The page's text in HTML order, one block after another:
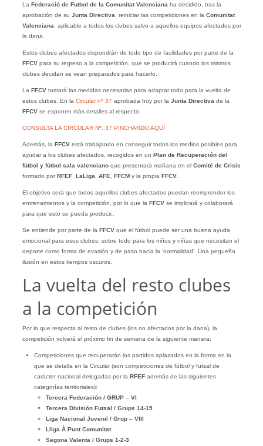
La Federació de Futbol de la Comunitat Valenciana ha decidido, tras la
aprobación de su Junta Directiva , reiniciar las competiciones en la Comunitat
Valenciana , aplicable a todos los clubes salvo a aquellos equipos afectados por
la dana.
Estos clubes afectados dispondrán de todo tipo de facilidades por parte de la
FFCVpara su regreso a la competición, que se producirá cuando los mismos
clubes decidan se vean preparados para hacerlo.
La FFCVtomará las medidas necesarias para adaptar todo para la vuelta de
estos clubes. En la Circular nº 37 aprobada hoy por la Junta Directiva de la
FFCVse exponen más detalles al respecto.
CONSULTA LA CIRCULAR Nº. 37 PINCHANDO AQUÍ
Además, la FFCVestá trabajando en conseguir todos los medios posibles para
ayudar a los clubes afectados, recogidos en un Plan de Recuperación del
fútbol y fútbol sala valenciano que presentará mañana en el Comité de Crisis
formado porRFEF, LaLiga AFE FFCMy la propia FFCV.
El objetivo será que todos aquellos clubes afectados puedan reemprender los
entrenamientos y la competición, por lo que la FFCVse implicará y colaborará
para que esto se pueda producir..
Se entiende por parte de la FFCVque el fútbol puede ser una buena ayuda
emocional para esos clubes, sobre todo para los niños y niñas que necesitan el
deporte como forma de evasión y de paso hacia la ‘normalidad’. Una pequeña
ilusión en estos tiempos oscuros.
La vuelta del resto clubes
a la competición
Por lo que respecta al resto de clubes (los no afectados por la dana), la
competición volverá el próximo fin de semana de la siguiente manera:
Competiciones que recuperarán los partidos aplazados en la forma en la
que se detalla en la Circular (son competiciones de fútbol y futsal de
carácter nacional delegadas por la RFEFademás de las siguientes
categorías territoriales):
Tercera Federación / GRUP – VI
Tercera División Futsal / Grups 14-15
Liga Nacional Juvenil / Grup – VIII
Lliga À Punt Comunitat
Segona Valenta / Grups 1-2-3